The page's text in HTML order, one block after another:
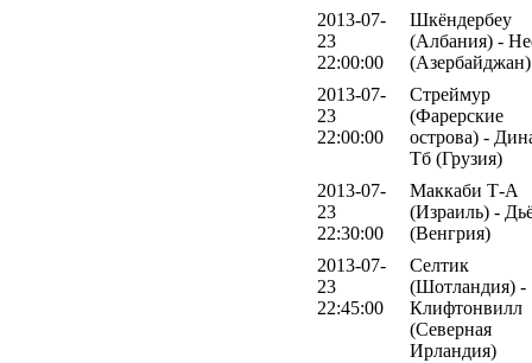
2013-07-
23
22:00:00
Шкёндербеу
(Албания) -
(Азербайджан)
2013-07-
23
22:00:00
Стреймур
(Фарерские
острова) -
Тб (Грузия)
2013-07-
23
22:30:00
Маккаби Т-А
(Израиль) -
(Венгрия)
2013-07-
23
22:45:00
Селтик
(Шотландия) -
Клифтонвилл
(Северная
Ирландия)